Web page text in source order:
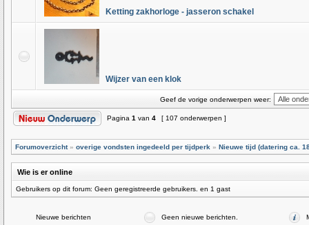
Ketting zakhorloge - jasseron schakel
Wijzer van een klok
Geef de vorige onderwerpen weer:
Pagina 1 van 4 [ 107 onderwerpen ]
Forumoverzicht» overige vondsten ingedeeld per tijdperk » Nieuwe tijd (datering ca.
Wie is er online
Gebruikers op dit forum: Geen geregistreerde gebruikers. en 1 gast
Nieuwe berichten Geen nieuwe berichten.